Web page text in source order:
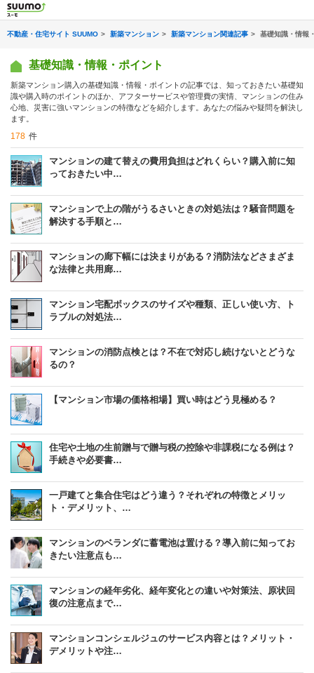
不動産・住宅サイト SUUMO 新築マンション 新築マンション関連記事 基礎知識・情報
基礎知識・情報・ポイント
新築マンション購入の基礎知識・情報・ポイントの記事では、知っておきたい基礎知
識や購入時のポイントのほか、アフターサービスや管理費の実情、マンションの住み
心地、災害に強いマンションの特徴などを紹介します。あなたの悩みや疑問を解決し
ます。
178 件
マンションの建て替えの費用負担はどれくらい？購入前に知
っておきたい中…
マンションで上の階がうるさいときの対処法は？騒音問題を
解決する手順と…
マンションの廊下幅には決まりがある？消防法などさまざま
な法律と共用廊…
マンション宅配ボックスのサイズや種類、正しい使い方、ト
ラブルの対処法…
マンションの消防点検とは？不在で対応し続けないとどうな
るの？
【マンション市場の価格相場】買い時はどう見極める？
住宅や土地の生前贈与で贈与税の控除や非課税になる例は？
手続きや必要書…
一戸建てと集合住宅はどう違う？それぞれの特徴とメリッ
ト・デメリット、…
マンションのベランダに蓄電池は置ける？導入前に知ってお
きたい注意点も…
マンションの経年劣化、経年変化との違いや対策法、原状回
復の注意点まで…
マンションコンシェルジュのサービス内容とは？メリット・
デメリットや注…